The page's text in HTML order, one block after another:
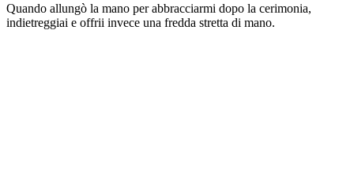
Quando allungò la mano per abbracciarmi dopo la cerimonia,
indietreggiai e offrii invece una fredda stretta di mano.